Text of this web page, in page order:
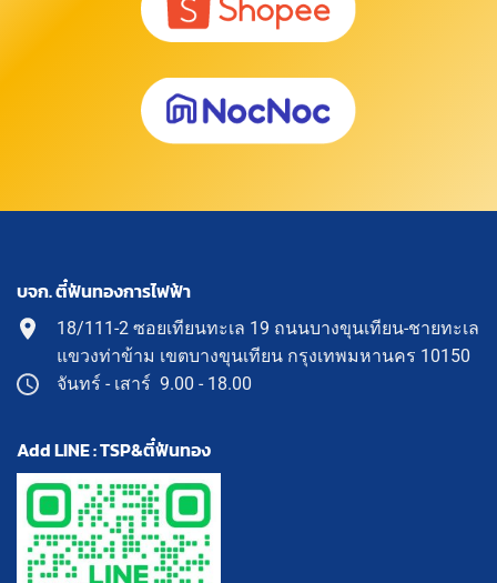
บจก. ตี๋ฟันทองการไฟฟ้า
18/111-2 ซอยเทียนทะเล 19 ถนนบางขุนเทียน-ชายทะเล
แขวงท่าข้าม เขตบางขุนเทียน กรุงเทพมหานคร 10150
จันทร์ - เสาร์ 9.00 - 18.00
Add LINE : TSP&ตี๋ฟันทอง